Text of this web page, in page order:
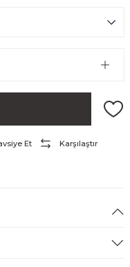
Et Karşılaştır